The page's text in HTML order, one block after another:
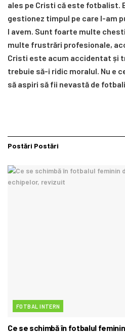
ales pe Cristi că este fotbalist.
gestionez timpul pe care l-am
l avem. Sunt foarte multe
multe frustrări profesionale,
Cristi este acum accidentat și
trebuie să-i ridic moralul. Nu e
să aspiri să fii nevastă de
Postări Postări
FOTBAL INTERN
Ce se schimbă în fotbalul